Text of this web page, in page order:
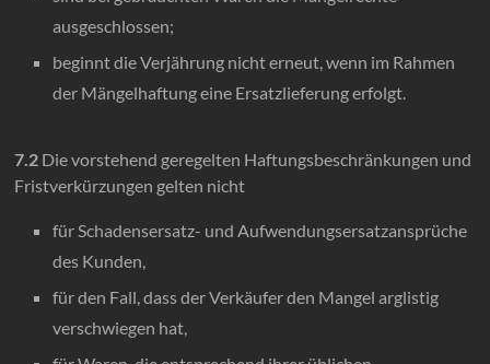
ausgeschlossen;
beginnt die Verjährung nicht erneut, wenn im Rahmen
der Mängelhaftung eine Ersatzlieferung erfolgt.
7.2 Die vorstehend geregelten Haftungsbeschränkungen und
Fristverkürzungen gelten nicht
für Schadensersatz- und Aufwendungsersatzansprüche
des Kunden,
für den Fall, dass der Verkäufer den Mangel arglistig
verschwiegen hat,